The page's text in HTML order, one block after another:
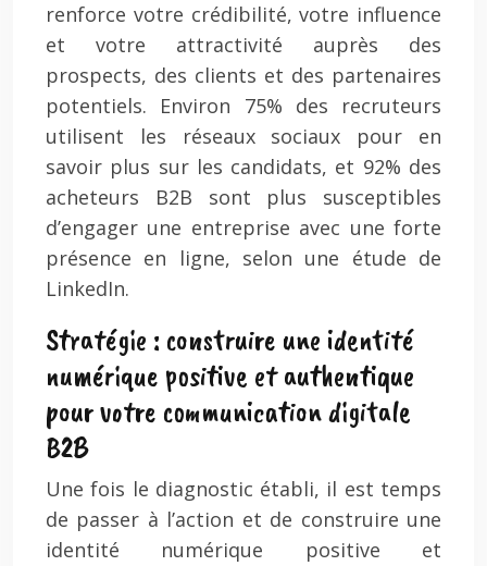
renforce votre crédibilité, votre influence
et votre attractivité auprès des
prospects, des clients et des partenaires
potentiels. Environ 75% des recruteurs
utilisent les réseaux sociaux pour en
savoir plus sur les candidats, et 92% des
acheteurs B2B sont plus susceptibles
d’engager une entreprise avec une forte
présence en ligne, selon une étude de
LinkedIn.
Stratégie : construire une identité
numérique positive et authentique
pour votre communication digitale
B2B
Une fois le diagnostic établi, il est temps
de passer à l’action et de construire une
identité numérique positive et